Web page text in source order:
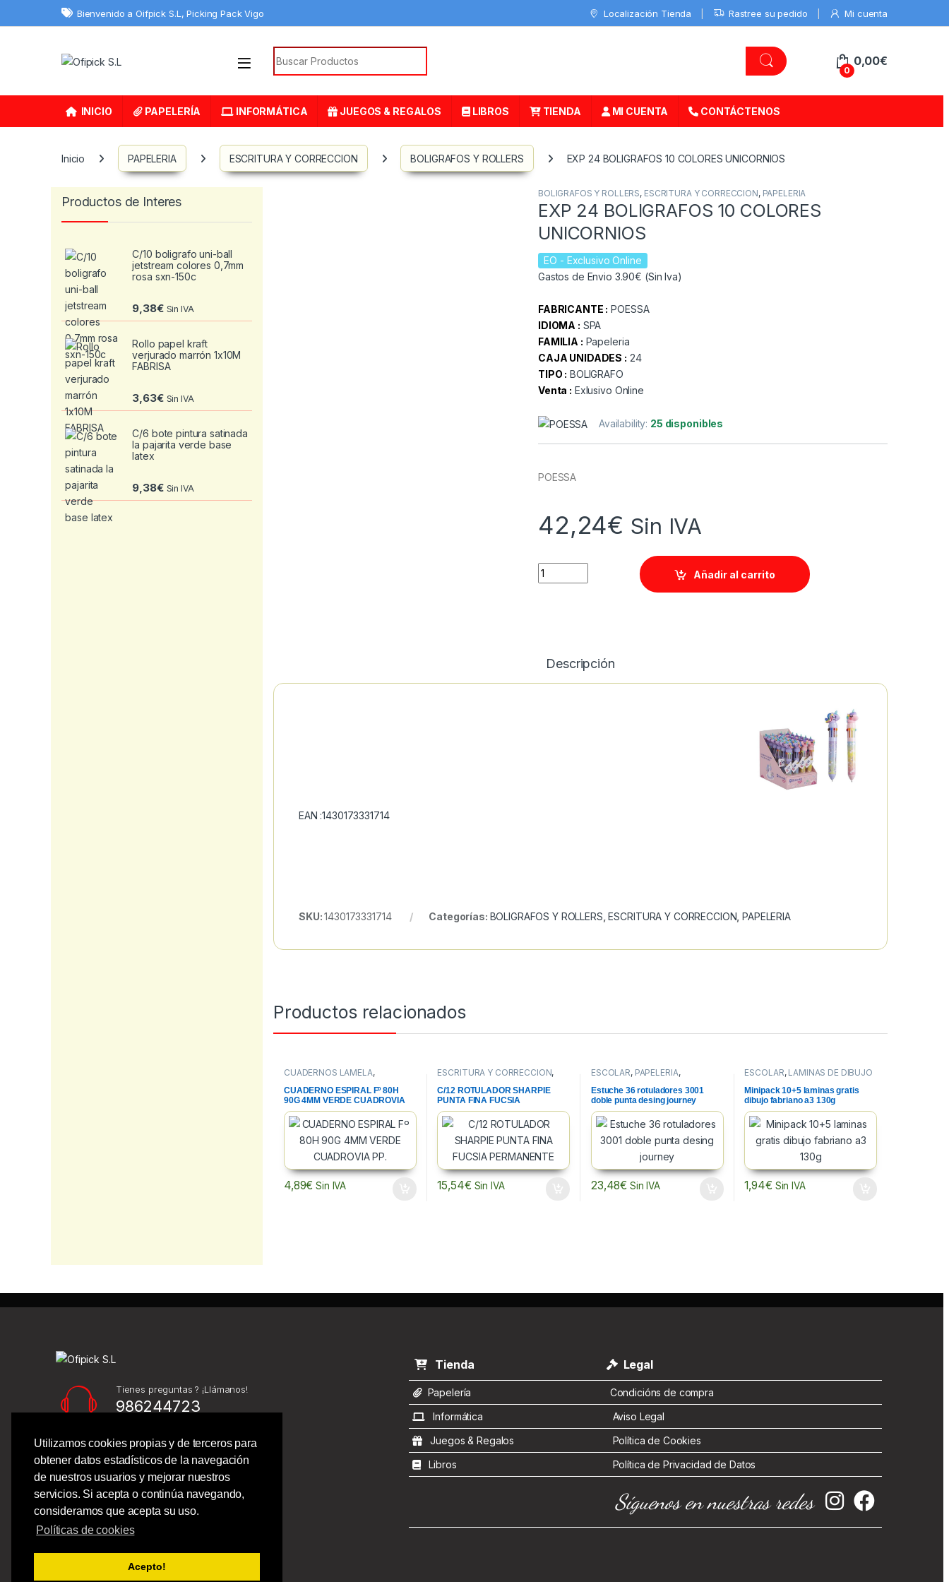
Utilizamos cookies propias y de terceros para
obtener datos estadísticos de la navegación
de nuestros usuarios y mejorar nuestros
servicios. Si acepta o continúa navegando,
consideramos que acepta su uso.
Políticas de cookies
Acepto!
Skip to navigation
Skip to content Bienvenido a Oifpick S.L, Picking Pack Vigo Localización Tienda Rastree su pedido Mi cuenta
Search for:
0
0,00€
INICIO PAPELERÍA INFORMÁTICA JUEGOS & REGALOS LIBROS TIENDA MI CUENTA CONTÁCTENOS
Inicio PAPELERIA ESCRITURA Y CORRECCION BOLIGRAFOS Y ROLLERS EXP 24 BOLIGRAFOS 10 COLORES UNICORNIOS
BOLIGRAFOS Y ROLLERS, ESCRITURA Y CORRECCION, PAPELERIA
EXP 24 BOLIGRAFOS 10 COLORES
UNICORNIOS
EO - Exclusivo Online
Gastos de Envio 3.90€ (Sin Iva)
FABRICANTE : POESSA
IDIOMA : SPA
FAMILIA : Papeleria
CAJA UNIDADES : 24
TIPO : BOLIGRAFO
Venta : Exlusivo Online
Availability: 25 disponibles
POESSA
42,24€ Sin IVA
Quantity
Añadir al carrito
Descripción
EAN :1430173331714
SKU:1430173331714 Categorías: BOLIGRAFOS Y ROLLERS ,ESCRITURA Y CORRECCION ,PAPELERIA
Productos relacionados
CUADERNOS LAMELA,
PAPELERIA
CUADERNO ESPIRAL Fº 80H
90G 4MM VERDE CUADROVIA
PP.
4,89€ Sin IVA
ESCRITURA Y CORRECCION,
PERMANENTES
C/12 ROTULADOR SHARPIE
PUNTA FINA FUCSIA
PERMANENTE
15,54€ Sin IVA
ESCOLAR, PAPELERIA,
Estuche 36 rotuladores 3001
doble punta desing journey
23,48€ Sin IVA
ESCOLAR, LAMINAS DE DIBUJO
Minipack 10+5 laminas gratis
dibujo fabriano a3 130g
1,94€ Sin IVA
Productos de Interes
C/10 boligrafo uni-ball
jetstream colores 0,7mm
rosa sxn-150c
9,38€ Sin IVA
Rollo papel kraft
verjurado marrón 1x10M
FABRISA
3,63€ Sin IVA
C/6 bote pintura satinada
la pajarita verde base
latex
9,38€ Sin IVA
Tienes preguntas ? ¡Llámanos!
986244723
Calle Barcelona 41,
Vigo - Pontevedra.
Tienda Legal
Papelería
Condicións de compra
Informática
Aviso Legal
Juegos & Regalos
Política de Cookies
Libros
Política de Privacidad de Datos
Síguenos en nuestras redes